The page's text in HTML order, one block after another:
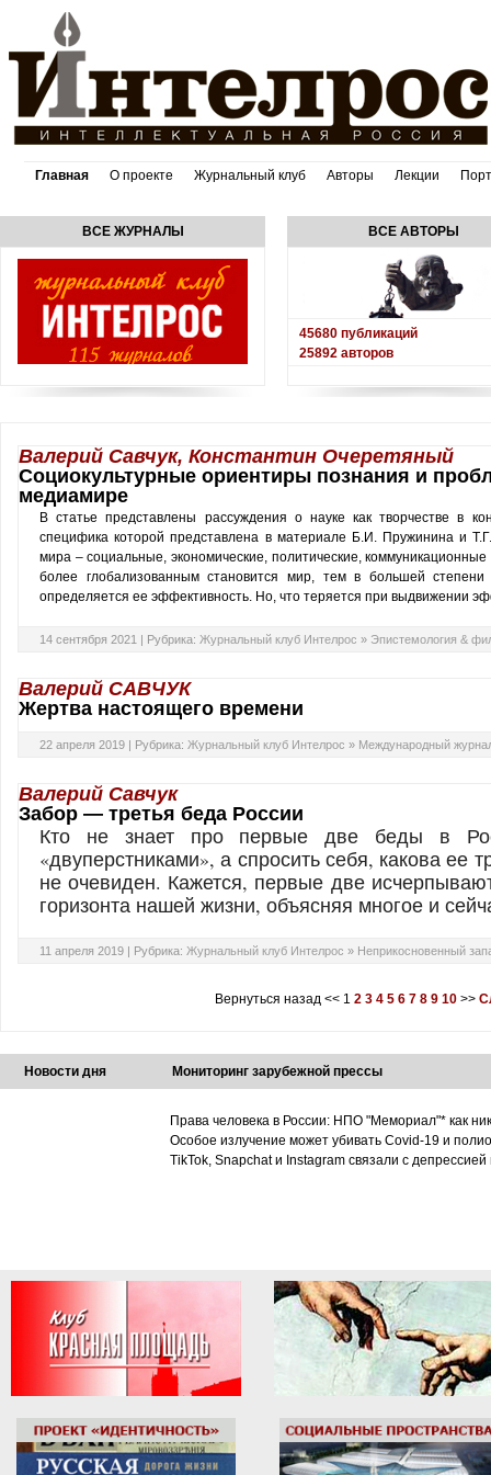
Главная О проекте Журнальный клуб Авторы Лекции
ВСЕ ЖУРНАЛЫ ВСЕ АВТОРЫ
45680 публикаций
25892 авторов
Валерий Савчук, Константин Очеретяный
Социокультурные ориентиры познания и
медиамире
В статье представлены рассуждения о науке как творчестве в
специфика которой представлена в материале Б.И. Пружинина и
мира – социальные, экономические, политические,
более глобализованным становится мир, тем в большей степени
определяется ее эффективность. Но, что теряется при выдвижении
14 сентября 2021 | Рубрика: Журнальный клуб Интелрос » Эпистемология &
Валерий САВЧУК
Жертва настоящего времени
22 апреля 2019 | Рубрика: Журнальный клуб Интелрос » Международный
Валерий Савчук
Забор — третья беда России
Кто не знает про первые две беды в
«двуперстниками», а спросить себя, какова ее
не очевиден. Кажется, первые две
горизонта нашей жизни, объясняя многое и
11 апреля 2019 | Рубрика: Журнальный клуб Интелрос » Неприкосновенный
Вернуться назад << 1 2 3 4 5 6 7 8 9 10 >>
Новости дня Мониторинг зарубежной прессы
Права человека в России: НПО "Мемориал"* как
Особое излучение может убивать Covid-19 и
TikTok, Snapchat и Instagram связали с